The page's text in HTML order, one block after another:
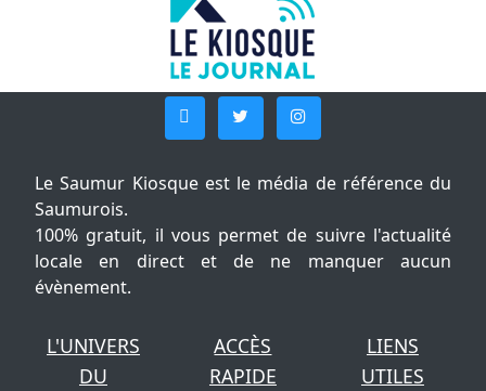
Le Saumur Kiosque est le média de référence du
Saumurois.
100% gratuit, il vous permet de suivre l'actualité
locale en direct et de ne manquer aucun
évènement.
L'UNIVERS
DU
ACCÈS
RAPIDE
LIENS
UTILES